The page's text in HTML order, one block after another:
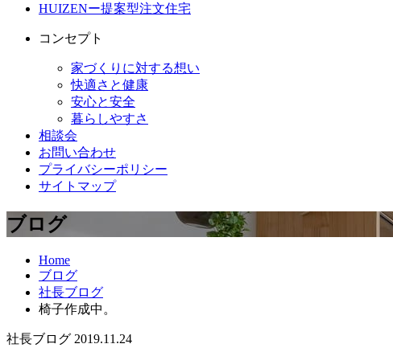
HUIZENー提案型注文住宅
コンセプト
家づくりに対する想い
快適さと健康
安心と安全
暮らしやすさ
相談会
お問い合わせ
プライバシーポリシー
サイトマップ
ブログ
Home
ブログ
社長ブログ
椅子作成中。
社長ブログ 2019.11.24